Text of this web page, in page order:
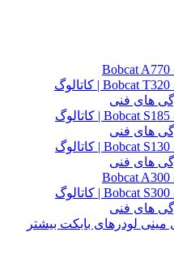
مینی لودر بابکت Bobcat T320 | کاتالوگ
های فنی
مینی لودر بابکت Bobcat S185 | کاتالوگ
های فنی
مینی لودر بابکت Bobcat S130 | کاتالوگ
های فنی
مینی لودر بابکت Bobcat S300 | کاتالوگ
های فنی
مینی لودرهای بابکت بیشتر